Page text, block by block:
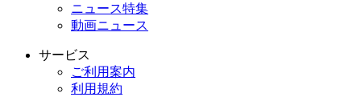
ニュース特集
動画ニュース
サービス
ご利用案内
利用規約